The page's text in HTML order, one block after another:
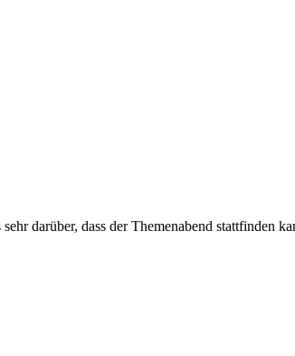
darüber, dass der Themenabend stattfinden